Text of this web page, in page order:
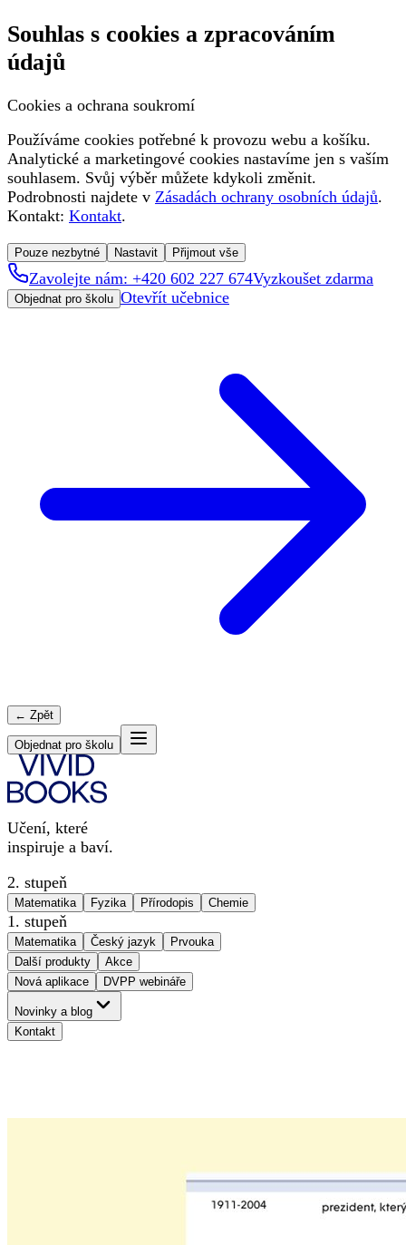
Souhlas s cookies a zpracováním
údajů
Cookies a ochrana soukromí
Používáme cookies potřebné k provozu webu a košíku.
Analytické a marketingové cookies nastavíme jen s vaším
souhlasem. Svůj výběr můžete kdykoli změnit.
Podrobnosti najdete v Zásadách ochrany osobních údajů.
Kontakt: Kontakt.
Pouze nezbytné Nastavit Přijmout vše
Zavolejte nám: +420 602 227 674Vyzkoušet zdarma
Objednat pro školu Otevřít učebnice
← Zpět
Objednat pro školu
Učení, které
inspiruje a baví.
2. stupeň
Matematika Fyzika Přírodopis Chemie
1. stupeň
Matematika Český jazyk
Prvouka
Další produkty
Akce
Nová aplikace
DVPP webináře
Novinky a blog
Kontakt